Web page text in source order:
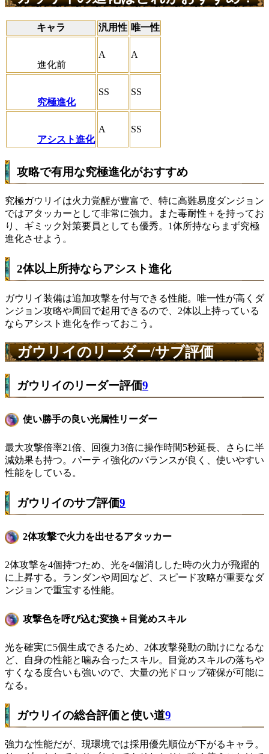
キャラ 汎用性 唯一性
進化前
A A
究極進化
SS SS
アシスト進化
A SS
攻略で有用な究極進化がおすすめ
究極ガウリイは火力覚醒が豊富で、特に高難易度ダンジョン
ではアタッカーとして非常に強力。また毒耐性＋を持ってお
り、ギミック対策要員としても優秀。1体所持ならまず究極
進化させよう。
2体以上所持ならアシスト進化
ガウリイ装備は追加攻撃を付与できる性能。唯一性が高くダ
ンジョン攻略や周回で起用できるので、2体以上持っている
ならアシスト進化を作っておこう。
ガウリイのリーダー/サブ評価
ガウリイのリーダー評価9
使い勝手の良い光属性リーダー
最大攻撃倍率21倍、回復力3倍に操作時間5秒延長、さらに半
減効果も持つ。パーティ強化のバランスが良く、使いやすい
性能をしている。
ガウリイのサブ評価9
2体攻撃で火力を出せるアタッカー
2体攻撃を4個持つため、光を4個消しした時の火力が飛躍的
に上昇する。ランダンや周回など、スピード攻略が重要なダ
ンジョンで重宝する性能。
攻撃色を呼び込む変換＋目覚めスキル
光を確実に5個生成できるため、2体攻撃発動の助けになるな
ど、自身の性能と噛み合ったスキル。目覚めスキルの落ちや
すくなる度合いも強いので、大量の光ドロップ確保が可能に
なる。
ガウリイの総合評価と使い道9
強力な性能だが、現環境では採用優先順位が下がるキャラ。